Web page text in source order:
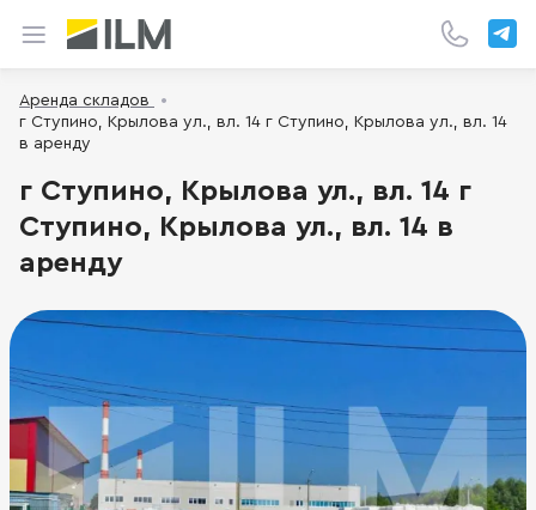
Аренда складов
г Ступино, Крылова ул., вл. 14 г Ступино, Крылова ул., вл. 14
в аренду
г Ступино, Крылова ул., вл. 14 г
Ступино, Крылова ул., вл. 14 в
аренду